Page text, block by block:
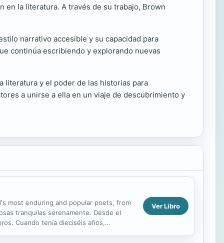
en la literatura. A través de su trabajo, Brown
narrativo accesible y su capacidad para
continúa escribiendo y explorando nuevas
literatura y el poder de las historias para
a unirse a ella en un viaje de descubrimiento y
most enduring and popular poets, from
tranquilas serenamente. Desde el
Cuando tenía dieciséis años,
Ver Libro